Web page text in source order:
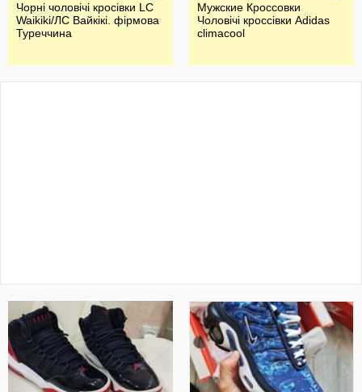
Чорні чоловічі кросівки LC
Waikiki/ЛС Вайкікі. фірмова
Туреччина
Мужские Кроссовки
Чоловічі кроссівки Adidas
climacool